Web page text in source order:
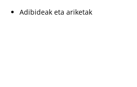
Adibideak eta ariketak